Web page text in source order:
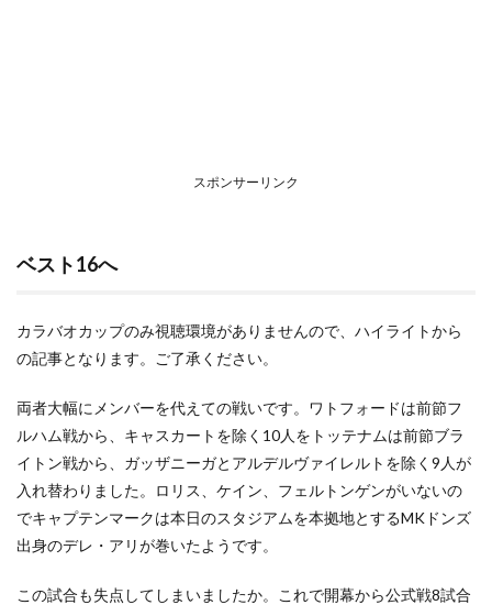
スポンサーリンク
ベスト16へ
カラバオカップのみ視聴環境がありませんので、ハイライトから
の記事となります。ご了承ください。
両者大幅にメンバーを代えての戦いです。ワトフォードは前節フ
ルハム戦から、キャスカートを除く10人をトッテナムは前節ブラ
イトン戦から、ガッザニーガとアルデルヴァイレルトを除く9人が
入れ替わりました。ロリス、ケイン、フェルトンゲンがいないの
でキャプテンマークは本日のスタジアムを本拠地とするMKドンズ
出身のデレ・アリが巻いたようです。
この試合も失点してしまいましたか。これで開幕から公式戦8試合